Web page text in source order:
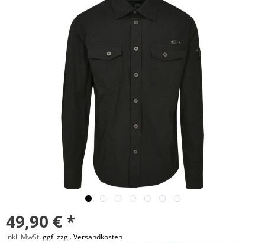
49,90 € *
inkl. MwSt.ggf. zzgl. Versandkosten